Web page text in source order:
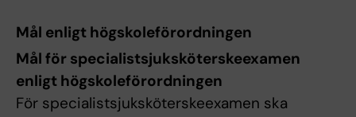
Mål enligt högskoleförordningen
Mål för specialistsjuksköterskeexamen
enligt högskoleförordningen
För specialistsjuksköterskeexamen ska